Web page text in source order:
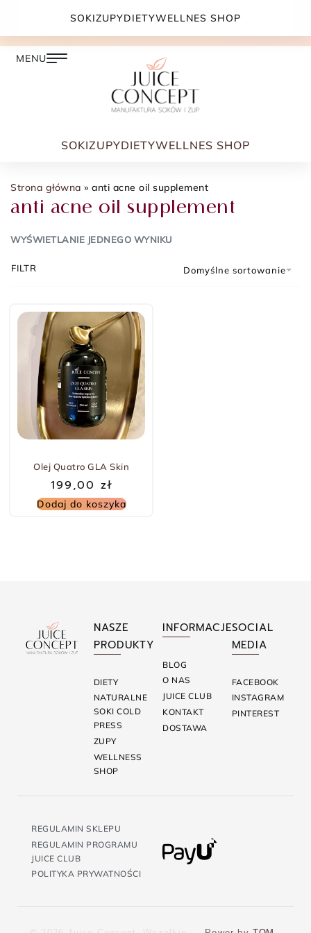
DARMOWA DOSTAWA PRZY ZAMÓWIENIU JUŻ OD
SOKIZUPYDIETYWELLNES SHOP
Strona główna » anti acne oil supplement
anti acne oil supplement
WYŚWIETLANIE JEDNEGO WYNIKU
Domyślne sortowanie
FILTR
Olej Quatro GLA Skin
199,00 zł
Dodaj do koszyka
NASZE
PRODUKTY
DIETY
NATURALNE
SOKI COLD
PRESS
ZUPY
WELLNESS
SHOP
INFORMACJE
BLOG
O NAS
JUICE CLUB
KONTAKT
DOSTAWA
SOCIAL
MEDIA
FACEBOOK
INSTAGRAM
PINTEREST
REGULAMIN SKLEPU
REGULAMIN PROGRAMU
JUICE CLUB
POLITYKA PRYWATNOŚCI
SOKIZUPYDIETYWELLNES SHOP